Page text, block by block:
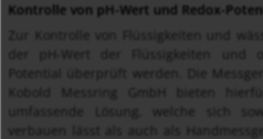
Kontrolle von pH-Wert und Redox-
Zur Kontrolle von Flüssigkeiten und
der pH-Wert der Flüssigkeiten und
Potential überprüft werden. Die
Kobold Messring GmbH bieten
umfassende Lösung, welche sich
verbauen lässt als auch als